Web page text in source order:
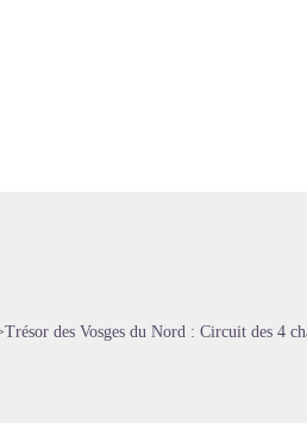
Trésor des Vosges du Nord : Circuit des 4